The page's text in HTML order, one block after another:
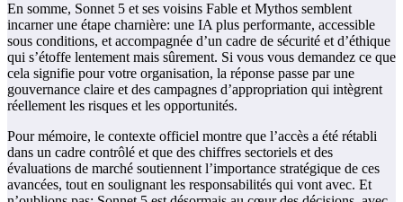
En somme, Sonnet 5 et ses voisins Fable et Mythos semblent
incarner une étape charnière: une IA plus performante, accessible
sous conditions, et accompagnée d’un cadre de sécurité et d’éthique
qui s’étoffe lentement mais sûrement. Si vous vous demandez ce que
cela signifie pour votre organisation, la réponse passe par une
gouvernance claire et des campagnes d’appropriation qui intègrent
réellement les risques et les opportunités.
Pour mémoire, le contexte officiel montre que l’accès a été rétabli
dans un cadre contrôlé et que des chiffres sectoriels et des
évaluations de marché soutiennent l’importance stratégique de ces
avancées, tout en soulignant les responsabilités qui vont avec. Et